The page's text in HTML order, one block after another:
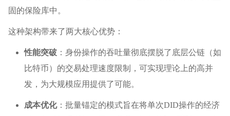
固的保险库中。
这种架构带来了两大核心优势：
性能突破 ：身份操作的吞吐量彻底摆脱了底层公链（如
比特币）的交易处理速度限制，可实现理论上的高并
发，为大规模应用提供了可能。
成本优化：批量锚定的模式旨在将单次DID操作的经济